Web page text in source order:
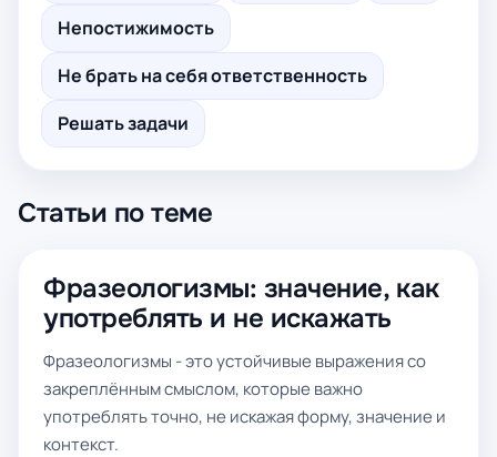
Непостижимость
Не брать на себя ответственность
Решать задачи
Статьи по теме
Фразеологизмы: значение, как
употреблять и не искажать
Фразеологизмы - это устойчивые выражения со
закреплённым смыслом, которые важно
употреблять точно, не искажая форму, значение и
контекст.